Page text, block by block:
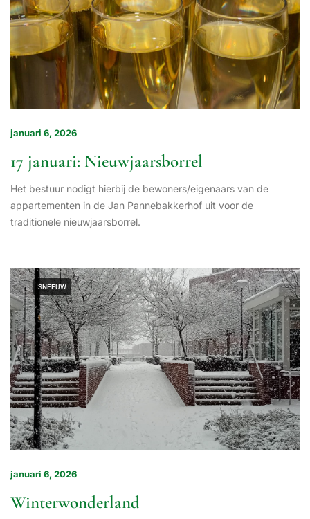
januari 6, 2026
17 januari: Nieuwjaarsborrel
Het bestuur nodigt hierbij de bewoners/eigenaars van de
appartementen in de Jan Pannebakkerhof uit voor de
traditionele nieuwjaarsborrel.
SNEEUW
januari 6, 2026
Winterwonderland